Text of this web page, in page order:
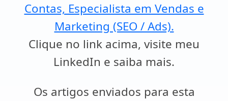
Contas, Especialista em Vendas e
Marketing (SEO / Ads).
Clique no link acima, visite meu
LinkedIn e saiba mais.
Os artigos enviados para esta